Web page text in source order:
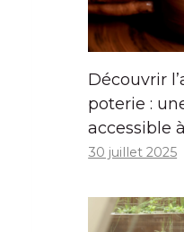
Découvrir
poterie :
accessible
30 juillet 2025